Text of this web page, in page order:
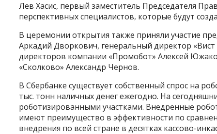
Лев Хасис, первый заместитель Председателя
перспективных специалистов, которые будут
В церемонии открытия также приняли участие
Аркадий Дворкович, генеральный директор
директоров компании «Промобот» Алексей
«Сколково» Александр Чернов.
В Сбербанке существует собственный спрос на
тыс. тонн наличных денег ежегодно. На
роботизированными участками. Внедренные
имеют преимущество в эффективности по
внедрения по всей стране в десятках кассово-